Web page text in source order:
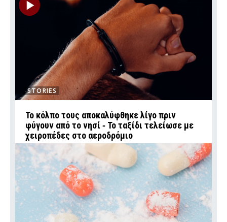
STORIES
Το κόλπο τους αποκαλύφθηκε λίγο πριν
φύγουν από το νησί ‑ Το ταξίδι τελείωσε με
χειροπέδες στο αεροδρόμιο